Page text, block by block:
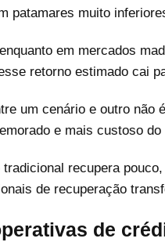
patamares muito
em mercados
retorno estimado cai
um cenário e outro não
e mais custoso
recupera
de recuperação
de